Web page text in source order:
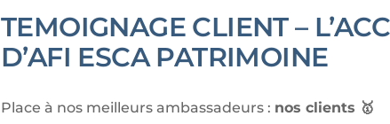
TEMOIGNAGE CLIENT –
D’AFI ESCA PATRIMOINE
Place à nos meilleurs ambassadeurs : nos clients 🥇